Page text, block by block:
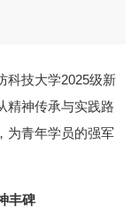
科技大学2025级新
精神传承与实践路
为青年学员的强军
丰碑